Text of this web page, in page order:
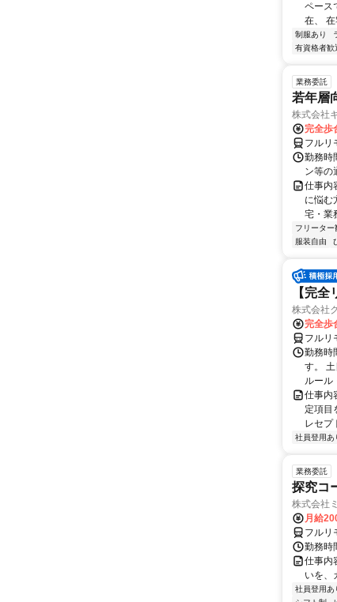
ペー
在、
制服あり
有資格者歓
業務委託
若年層
株式会社
完全歩
フルリ
勤務時
ン等の
仕事内
に悩む
宅・業
フリーター
服装自由
【完
株式会社
完全歩
フルリ
勤務時
す。
ルール
仕事内
定項目
レセプ
社員登用あ
業務委託
探究コ
株式会社
月給
フルリ
勤務時
仕事内
いを、
社員登用あ